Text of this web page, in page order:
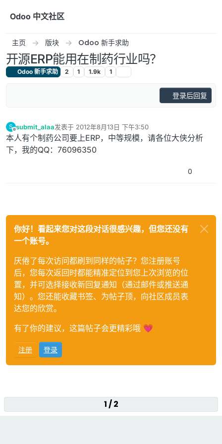
Odoo 中文社区
主页 版块 Odoo 新手求助
开源ERP能用在制药行业吗？
Odoo 新手求助 2 1 1.9k 1
登录后回复
S
离线
submit_alaa发表于 2012年8月13日 下午3:50
最后由 编辑
本人有个制药公司要上ERP，中等规模，请各位大侠分析
下，我的QQ：76096350
0
你好！看起来您对这段对话很感兴趣，但您还没有
一个账号。
厌倦了每次访问都刷到同样的帖子？您注册账号
后，您每次返回时都能精准定位到您上次浏览的位
置，并可选择接收新回复通知（通过邮件或推送通
知）。您还能收藏书签、为帖子顶，向社区成员表
达您的欣赏。
有了你的建议，这篇帖子会更精彩哦 💗
注册 登录
1 / 2